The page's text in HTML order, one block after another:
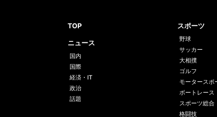
TOP
ニュース
国内
国際
経済・IT
政治
話題
スポーツ
野球
サッカー
大相撲
ゴルフ
モータースポ
ボートレース
スポーツ総合
格闘技